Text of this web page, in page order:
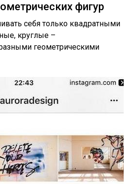
фигур
себя только квадратными
круглые –
геометрическими